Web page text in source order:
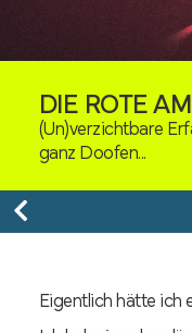
DIE ROTE
(Un)verzichtbare
ganz Doofen...
Eigentlich hätte ich